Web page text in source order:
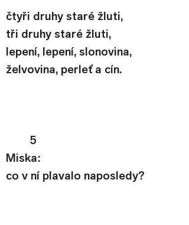
čtyři druhy staré žluti,
tři druhy staré žluti,
lepení, lepení, slonovina,
želvovina, perleť a cín.
5
Miska:
co v ní plavalo naposledy?